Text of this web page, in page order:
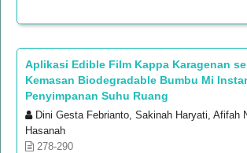
Aplikasi Edible Film Kappa Karagenan
Kemasan Biodegradable Bumbu Mi
Penyimpanan Suhu Ruang
Dini Gesta Febrianto, Sakinah Haryati, Afifah
Hasanah
278-290